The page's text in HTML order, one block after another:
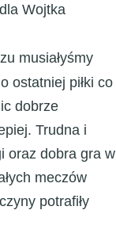
Wojtka
musiałyśmy
ostatniej piłki co
dobrze
Trudna i
oraz dobra gra w
meczów
potrafiły